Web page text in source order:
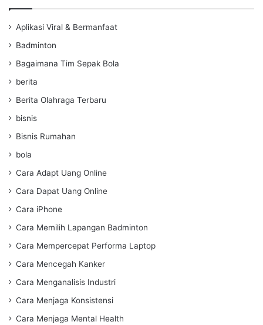
Aplikasi Viral & Bermanfaat
Badminton
Bagaimana Tim Sepak Bola
berita
Berita Olahraga Terbaru
bisnis
Bisnis Rumahan
bola
Cara Adapt Uang Online
Cara Dapat Uang Online
Cara iPhone
Cara Memilih Lapangan Badminton
Cara Mempercepat Performa Laptop
Cara Mencegah Kanker
Cara Menganalisis Industri
Cara Menjaga Konsistensi
Cara Menjaga Mental Health